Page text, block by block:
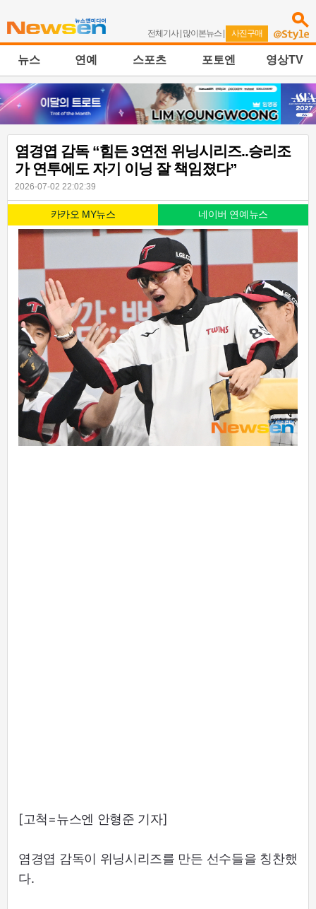
전체기사| 많이본뉴스 | 사진구매
뉴스 연예 스포츠 포토엔 영상TV
염경엽 감독 “힘든 3연전 위닝시리즈..승리조
가 연투에도 자기 이닝 잘 책임졌다”
2026-07-02 22:02:39
카카오 MY뉴스 네이버 연예뉴스
[고척=뉴스엔 안형준 기자]
염경엽 감독이 위닝시리즈를 만든 선수들을 칭찬했
다.